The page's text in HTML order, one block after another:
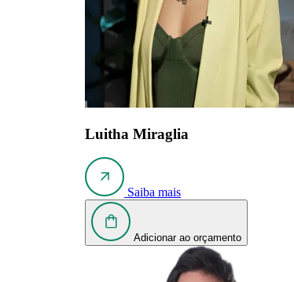
Luitha Miraglia
Saiba mais
Adicionar ao orçamento